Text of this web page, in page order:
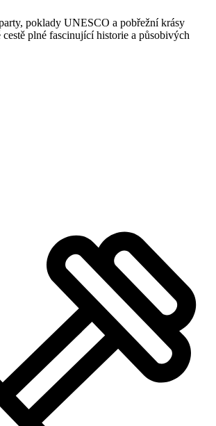
poklady UNESCO a pobřežní krásy
plné fascinující historie a působivých